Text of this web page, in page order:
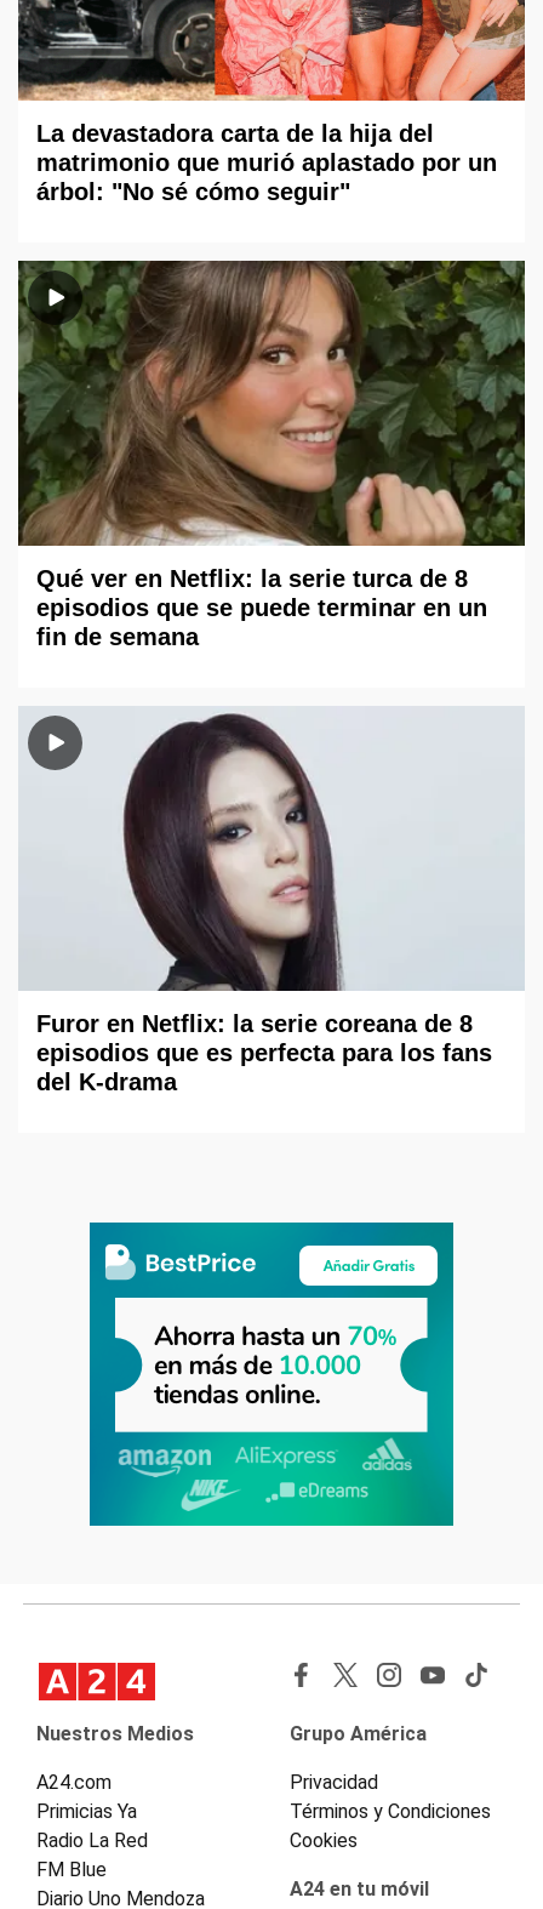
La devastadora carta de la hija del
matrimonio que murió aplastado por un
árbol: "No sé cómo seguir"
Qué ver en Netflix: la serie turca de 8
episodios que se puede terminar en un
fin de semana
Furor en Netflix: la serie coreana de 8
episodios que es perfecta para los fans
del K-drama
Nuestros Medios
A24.com
Primicias Ya
Radio La Red
FM Blue
Diario Uno Mendoza
Grupo América
Privacidad
Términos y Condiciones
Cookies
A24 en tu móvil